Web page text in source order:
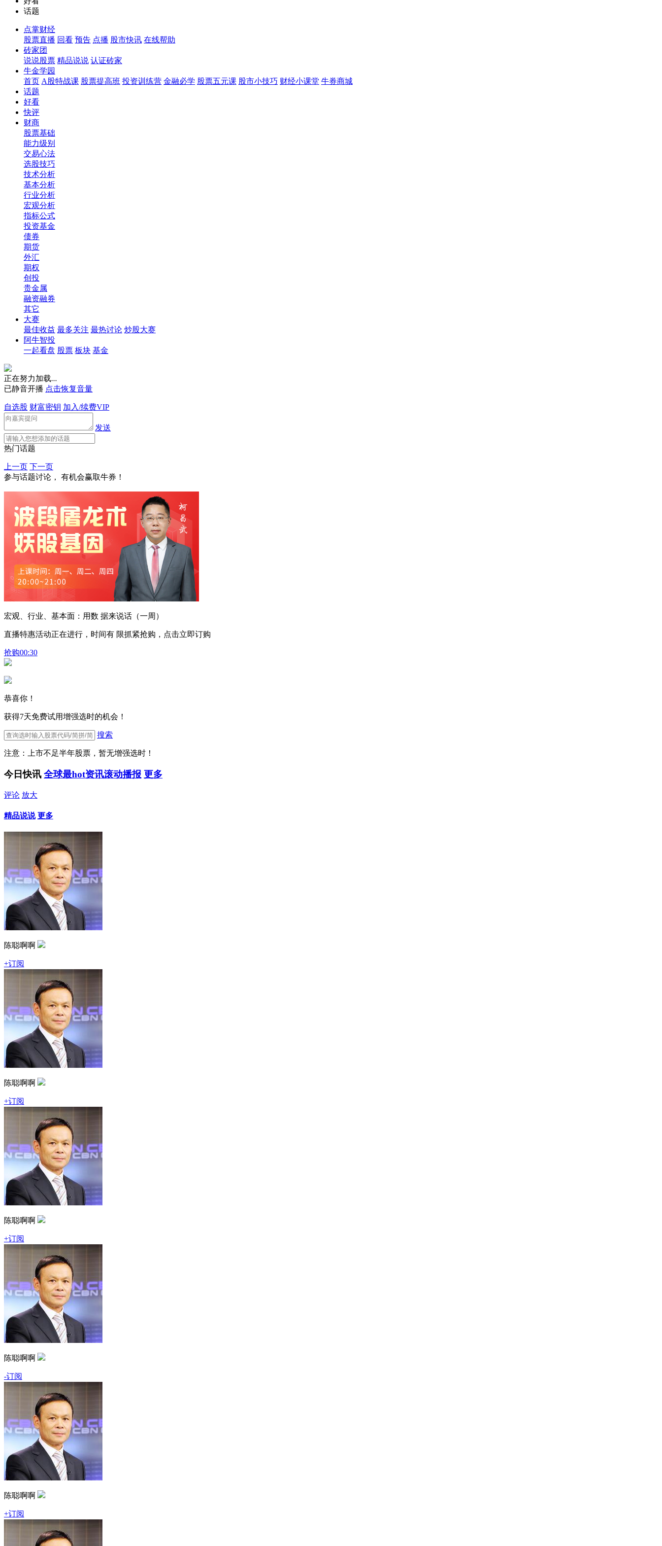
话题
点掌财经
股票直播 回看 预告 点播 股市快讯 在线帮助
砖家团
说说股票 精品说说 认证砖家
牛金学园
首页 A股特战课 股票提高班 投资训练营 金融必学 股票五元课 股市小技巧 财经小课堂 牛券商城
话题
好看
快评
财商
股票基础
能力级别
交易心法
选股技巧
技术分析
基本分析
行业分析
宏观分析
指标公式
投资基金
债券
期货
外汇
期权
创投
贵金属
融资融券
其它
大赛
最佳收益 最多关注 最热讨论 炒股大赛
阿牛智投
一起看盘 股票 板块 基金
正在努力加载...
已静音开播 点击恢复音量
自选股 财富密钥 加入/续费VIP
发送
热门话题
上一页 下一页
参与话题讨论， 有机会赢取牛券！
宏观、行业、基本面：用数 据来说话（一周）
直播特惠活动正在进行，时间有 限抓紧抢购，点击立即订购
抢购00:30
恭喜你！
获得7天免费试用增强选时的机会！
搜索
注意：上市不足半年股票，暂无增强选时！
今日快讯 全球最hot资讯滚动播报 更多
评论 放大
精品说说 更多
陈聪啊啊
+订阅
陈聪啊啊
+订阅
陈聪啊啊
+订阅
陈聪啊啊
-订阅
陈聪啊啊
+订阅